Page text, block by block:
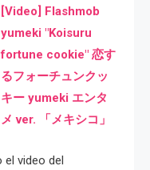
[Video] Flashmob
yumeki "Koisuru
fortune cookie" 恋す
るフォーチュンクッ
キー yumeki エンタ
メ ver. 「メキシコ」
video del